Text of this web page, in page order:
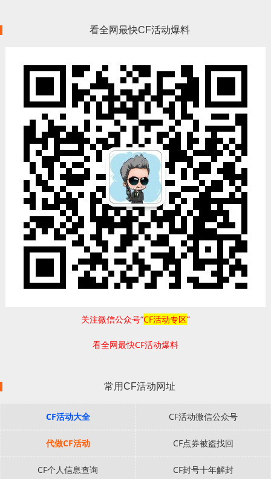
看全网最快CF活动爆料
关注微信公众号“CF活动专区”
看全网最快CF活动爆料
常用CF活动网址
CF活动大全 CF活动微信公众号
代做CF活动 CF点券被盗找回
CF个人信息查询 CF封号十年解封